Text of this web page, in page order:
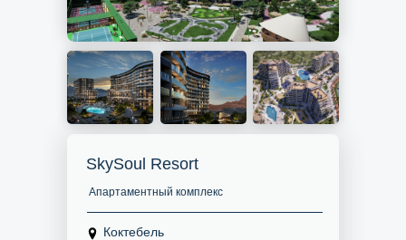
SkySoul Resort
Апартаментный комплекс
Коктебель